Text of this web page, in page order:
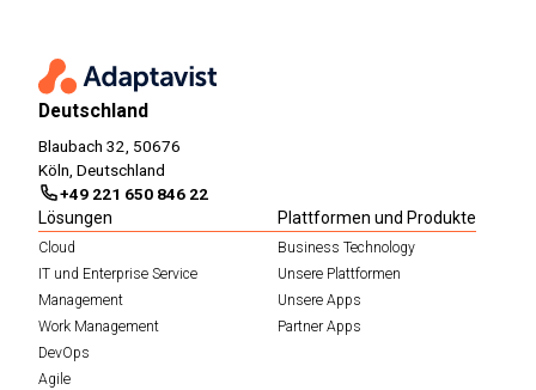
Deutschland
Blaubach 32, 50676
Köln, Deutschland
+49 221 650 846 22
Lösungen
Cloud
IT und Enterprise Service
Management
Work Management
DevOps
Agile
Plattformen und Produkte
Business Technology
Unsere Plattformen
Unsere Apps
Partner Apps